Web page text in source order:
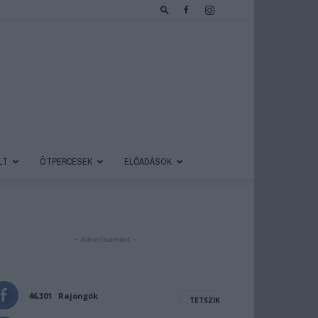
ÖTPERCESEK ELŐADÁSOK
- Advertisement -
46,301 Rajongók TETSZIK